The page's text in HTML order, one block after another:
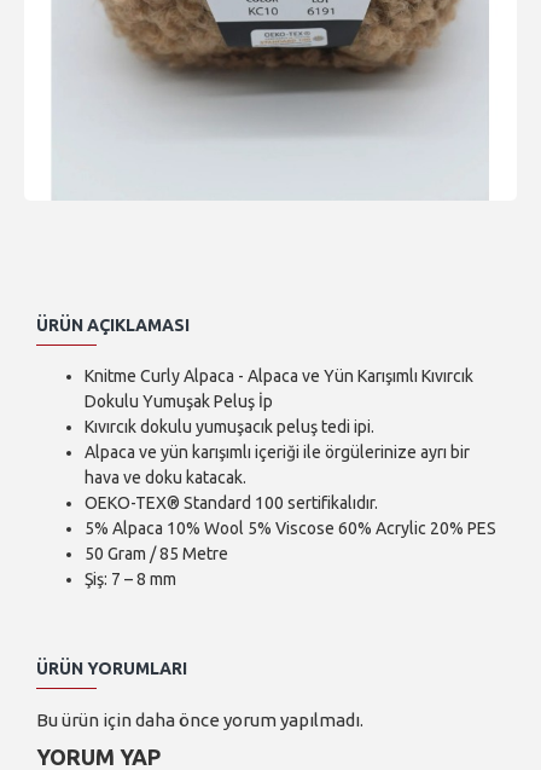
ÜRÜN AÇIKLAMASI
Knitme Curly Alpaca - Alpaca ve Yün Karışımlı Kıvırcık
Dokulu Yumuşak Peluş İp
Kıvırcık dokulu yumuşacık peluş tedi ipi.
Alpaca ve yün karışımlı içeriği ile örgülerinize ayrı bir
hava ve doku katacak.
OEKO-TEX® Standard 100 sertifikalıdır.
5% Alpaca 10% Wool 5% Viscose 60% Acrylic 20% PES
50 Gram / 85 Metre
Şiş: 7 – 8 mm
ÜRÜN YORUMLARI
Bu ürün için daha önce yorum yapılmadı.
YORUM YAP